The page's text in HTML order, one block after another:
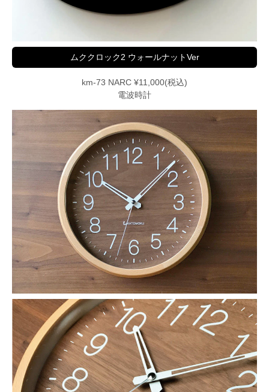
ムククロック2 ウォールナットVer
km-73 NARC ¥11,000(税込)
電波時計